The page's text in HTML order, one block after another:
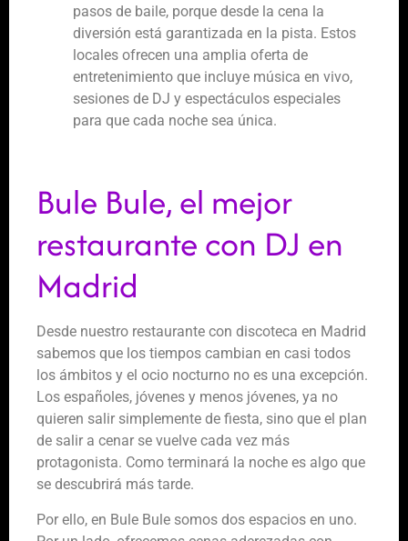
pasos de baile, porque desde la cena la
diversión está garantizada en la pista. Estos
locales ofrecen una amplia oferta de
entretenimiento que incluye música en vivo,
sesiones de DJ y espectáculos especiales
para que cada noche sea única.
Bule Bule, el mejor
restaurante con DJ en
Madrid
Desde nuestro restaurante con discoteca en Madrid
sabemos que los tiempos cambian en casi todos
los ámbitos y el ocio nocturno no es una excepción.
Los españoles, jóvenes y menos jóvenes, ya no
quieren salir simplemente de fiesta, sino que el plan
de salir a cenar se vuelve cada vez más
protagonista. Como terminará la noche es algo que
se descubrirá más tarde.
Por ello, en Bule Bule somos dos espacios en uno.